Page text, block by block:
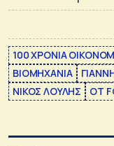
100 ΧΡΟΝΙΑ
ΒΙΟΜΗΧΑΝΙΑ
ΝΙΚΟΣ ΛΟΥΛΗΣ
ΟΤ